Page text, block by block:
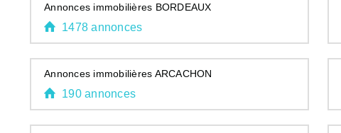
Annonces immobilières BORDEAUX
1478 annonces
Annonces immobilières ARCACHON
190 annonces